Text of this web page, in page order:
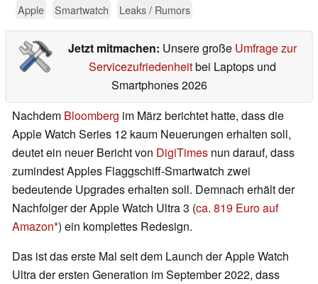
Apple Smartwatch Leaks / Rumors
Jetzt mitmachen: Unsere große Umfrage zur
Servicezufriedenheitbei Laptops und
Smartphones 2026
Nachdem Bloomberg im März berichtet hatte, dass die
Apple Watch Series 12 kaum Neuerungen erhalten soll,
deutet ein neuer Bericht von DigiTimes nun darauf, dass
zumindest Apples Flaggschiff-Smartwatch zwei
bedeutende Upgrades erhalten soll. Demnach erhält der
Nachfolger der Apple Watch Ultra 3 (ca. 819 Euro auf
Amazon ) ein komplettes Redesign.
Das ist das erste Mal seit dem Launch der Apple Watch
Ultra der ersten Generation im September 2022, dass